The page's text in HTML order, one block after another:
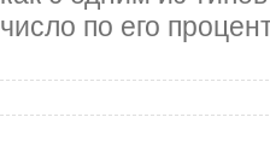
число по его